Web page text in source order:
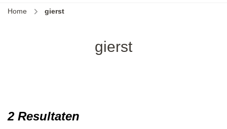
Home gierst
gierst
2 Resultaten